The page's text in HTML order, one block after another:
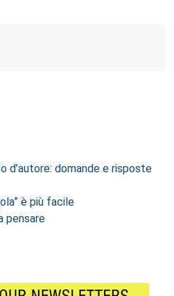
d’autore: domande e risposte
è più facile
pensare